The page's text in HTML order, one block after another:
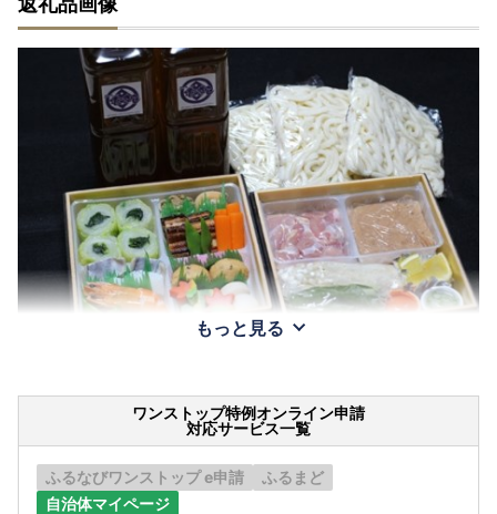
もっと見る
ワンストップ特例オンライン申請
対応サービス一覧
ふるなびワンストップ e申請
ふるまど
自治体マイページ